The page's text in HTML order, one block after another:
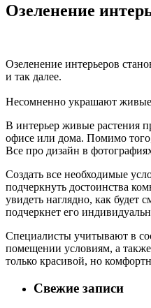
Озеленение
Озеленение интерьеров
и так далее.
Несомненно украшают живые
В интерьер живые растения
офисе или дома. Помимо
Все про дизайн в
Создать все необходимые
подчеркнуть достоинства
увидеть наглядно, как будет
подчеркнет его
Специалисты учитывают в
помещении условиям, а
только красивой, но
Свежие записи